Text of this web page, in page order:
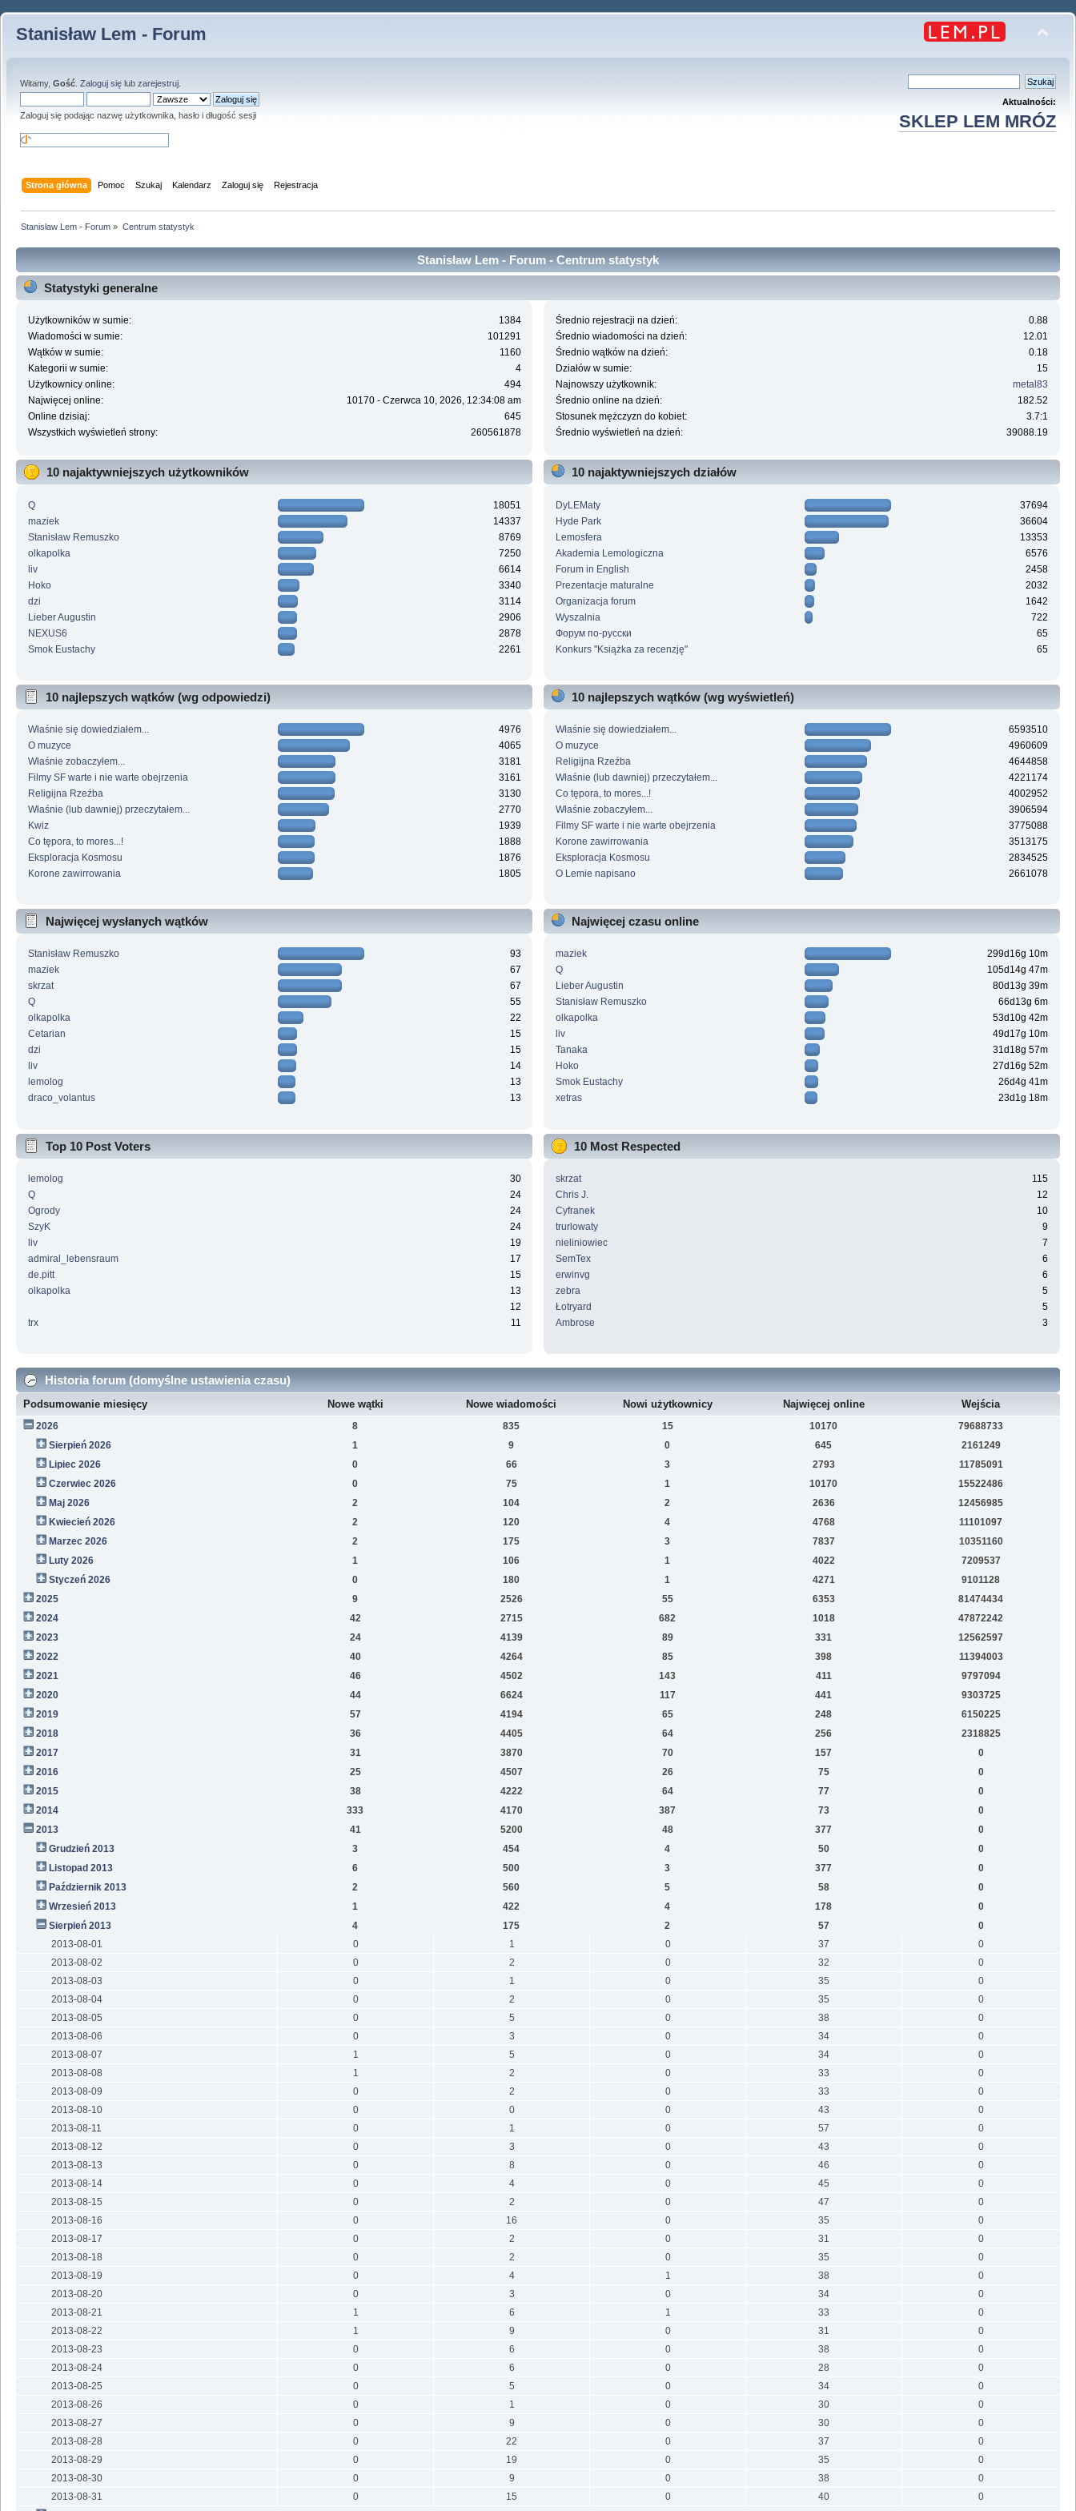
Stanisław Lem - Forum
Witamy, Gość Zaloguj się lub zarejestruj
Zaloguj się podając nazwę użytkownika, hasło i długość sesji
Aktualności:
SKLEP LEM MRÓZ
Strona główna Pomoc Szukaj Kalendarz Zaloguj się Rejestracja
Stanisław Lem - Forum » Centrum statystyk
Stanisław Lem - Forum - Centrum statystyk
Statystyki generalne
Użytkowników w sumie:
1384
Wiadomości w sumie:
101291
Wątków w sumie:
1160
Kategorii w sumie:
4
Użytkownicy online:
494
Najwięcej online:
10170 - Czerwca 10, 2026, 12:34:08 am
Online dzisiaj:
645
Wszystkich wyświetleń strony:
260561878
Średnio rejestracji na dzień:
0.88
Średnio wiadomości na dzień:
12.01
Średnio wątków na dzień:
0.18
Działów w sumie:
15
Najnowszy użytkownik:
metal83
Średnio online na dzień:
182.52
Stosunek mężczyzn do kobiet:
3.7:1
Średnio wyświetleń na dzień:
39088.19
10 najaktywniejszych użytkowników
Q
18051
maziek
14337
Stanisław Remuszko
8769
olkapolka
7250
liv
6614
Hoko
3340
dzi
3114
Lieber Augustin
2906
NEXUS6
2878
Smok Eustachy
2261
10 najaktywniejszych działów
DyLEMaty
37694
Hyde Park
36604
Lemosfera
13353
Akademia Lemologiczna
6576
Forum in English
2458
Prezentacje maturalne
2032
Organizacja forum
1642
Wyszalnia
722
Форум по-русски
65
Konkurs "Książka za recenzję"
65
10 najlepszych wątków (wg odpowiedzi)
Właśnie się dowiedziałem...
4976
O muzyce
4065
Właśnie zobaczyłem...
3181
Filmy SF warte i nie warte obejrzenia
3161
Religijna Rzeźba
3130
Właśnie (lub dawniej) przeczytałem...
2770
Kwiz
1939
Co tępora, to mores...!
1888
Eksploracja Kosmosu
1876
Korone zawirrowania
1805
10 najlepszych wątków (wg wyświetleń)
Właśnie się dowiedziałem...
6593510
O muzyce
4960609
Religijna Rzeźba
4644858
Właśnie (lub dawniej) przeczytałem...
4221174
Co tępora, to mores...!
4002952
Właśnie zobaczyłem...
3906594
Filmy SF warte i nie warte obejrzenia
3775088
Korone zawirrowania
3513175
Eksploracja Kosmosu
2834525
O Lemie napisano
2661078
Najwięcej wysłanych wątków
Stanisław Remuszko
93
maziek
67
skrzat
67
Q
55
olkapolka
22
Cetarian
15
dzi
15
liv
14
lemolog
13
draco_volantus
13
Najwięcej czasu online
maziek
299d16g 10m
Q
105d14g 47m
Lieber Augustin
80d13g 39m
Stanisław Remuszko
66d13g 6m
olkapolka
53d10g 42m
liv
49d17g 10m
Tanaka
31d18g 57m
Hoko
27d16g 52m
Smok Eustachy
26d4g 41m
xetras
23d1g 18m
Top 10 Post Voters
lemolog
30
Q
24
Ogrody
24
SzyK
24
liv
19
admiral_lebensraum
17
de.pitt
15
olkapolka
13
12
trx
11
10 Most Respected
skrzat
115
Chris J.
12
Cyfranek
10
trurlowaty
9
nieliniowiec
7
SemTex
6
erwinvg
6
zebra
5
Łotryard
5
Ambrose
3
Historia forum (domyślne ustawienia czasu)
Podsumowanie miesięcy Nowe wątki Nowe wiadomości Nowi użytkownicy Najwięcej online Wejścia
2026 8 835 15 10170
79688733
Sierpień 2026
1 9 0 645
2161249
Lipiec 2026
0 66 3 2793
11785091
Czerwiec 2026
0 75 1 10170
15522486
Maj 2026
2 104 2 2636
12456985
Kwiecień 2026
2 120 4 4768
11101097
Marzec 2026
2 175 3 7837
10351160
Luty 2026
1 106 1 4022
7209537
Styczeń 2026
0 180 1 4271
9101128
2025
9 2526 55 6353
81474434
2024
42 2715 682 1018
47872242
2023
24 4139 89 331
12562597
2022
40 4264 85 398
11394003
2021
46 4502 143 411
9797094
2020
44 6624 117 441
9303725
2019
57 4194 65 248
6150225
2018
36 4405 64 256
2318825
2017
31 3870 70 157
0
2016
25 4507 26 75
0
2015
38 4222 64 77
0
2014
333 4170 387 73
0
2013
41 5200 48 377
0
Grudzień 2013
3 454 4 50
0
Listopad 2013
6 500 3 377
0
Październik 2013
2 560 5 58
0
Wrzesień 2013
1 422 4 178
0
Sierpień 2013
4 175 2 57
0
2013-08-01
0 1 0 37
0
2013-08-02
0 2 0 32
0
2013-08-03
0 1 0 35
0
2013-08-04
0 2 0 35
0
2013-08-05
0 5 0 38
0
2013-08-06
0 3 0 34
0
2013-08-07
1 5 0 34
0
2013-08-08
1 2 0 33
0
2013-08-09
0 2 0 33
0
2013-08-10
0 0 0 43
0
2013-08-11
0 1 0 57
0
2013-08-12
0 3 0 43
0
2013-08-13
0 8 0 46
0
2013-08-14
0 4 0 45
0
2013-08-15
0 2 0 47
0
2013-08-16
0 16 0 35
0
2013-08-17
0 2 0 31
0
2013-08-18
0 2 0 35
0
2013-08-19
0 4 1 38
0
2013-08-20
0 3 0 34
0
2013-08-21
1 6 1 33
0
2013-08-22
1 9 0 31
0
2013-08-23
0 6 0 38
0
2013-08-24
0 6 0 28
0
2013-08-25
0 5 0 34
0
2013-08-26
0 1 0 30
0
2013-08-27
0 9 0 30
0
2013-08-28
0 22 0 37
0
2013-08-29
0 19 0 35
0
2013-08-30
0 9 0 38
0
2013-08-31
0 15 0 40
0